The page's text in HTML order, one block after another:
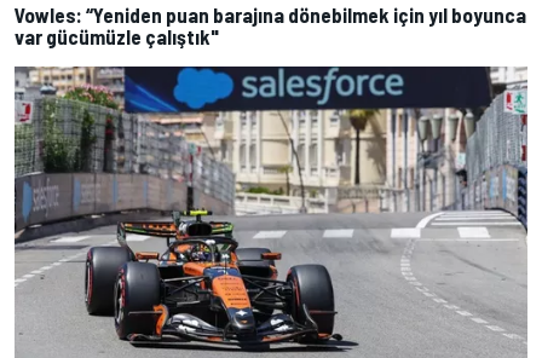
Vowles: “Yeniden puan barajına dönebilmek için yıl boyunca
var gücümüzle çalıştık"